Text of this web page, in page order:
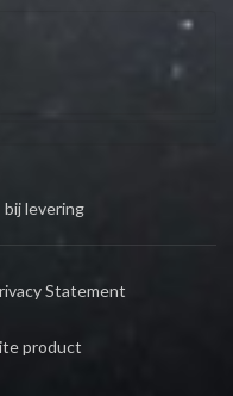
bij levering
Statement
product